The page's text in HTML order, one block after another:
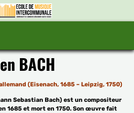
BACH
(Eisenach, 1685 – Leipzig, 1750)
Sebastian Bach) est un compositeur
1685 et mort en 1750. Son œuvre fait